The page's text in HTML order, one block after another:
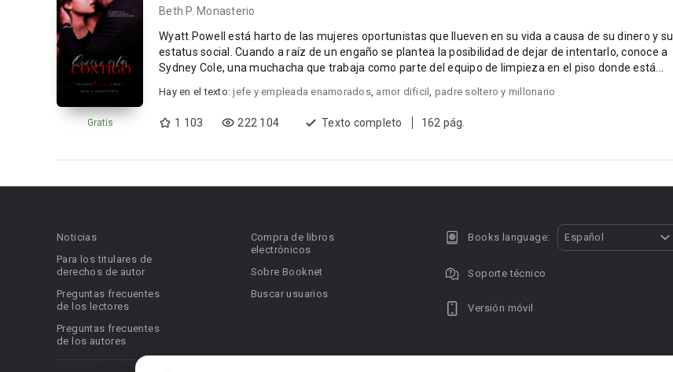
Gratis
Beth P. Monasterio
Wyatt Powell está harto de las mujeres oportunistas que llueven en su vida a causa de su dinero y su
estatus social. Cuando a raíz de un engaño se plantea la posibilidad de dejar de intentarlo, conoce a
Sydney Cole, una muchacha que trabaja como parte del equipo de limpieza en el piso donde está...
Hay en el texto:jefe y empleada enamorados, amor dificil, padre soltero y millonario
1 103 222 104 Texto completo 162 pág.
Noticias
Para los titulares de
derechos de autor
Preguntas frecuentes
de los lectores
Preguntas frecuentes
de los autores
Compra de libros
electrónicos
Sobre Booknet
Buscar usuarios
Books language: Español
Soporte técnico
Versión móvil